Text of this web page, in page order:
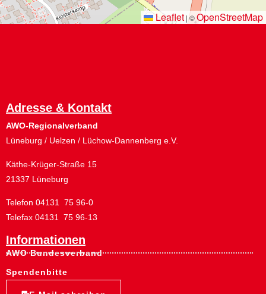
Leaflet |©OpenStreetMap
Adresse & Kontakt
AWO-Regionalverband
Lüneburg / Uelzen / Lüchow-Dannenberg e.V.
Käthe-Krüger-Straße 15
21337 Lüneburg
Telefon 04131 75 96-0
Telefax 04131 75 96-13
Informationen
AWO Bundesverband
Spendenbitte